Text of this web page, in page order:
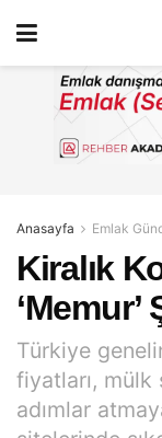
Anasayfa Emlak
Kiralık
‘Memur’
Türkiye
fiyatları,
adımlar